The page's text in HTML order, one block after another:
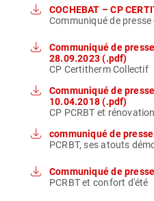
COCHEBAT – CP
Communiqué de
Communiqué de
28.09.2023 (.pdf)
CP Certitherm Collectif
Communiqué de
10.04.2018 (.pdf)
CP PCRBT et rénovation
communiqué de
PCRBT, ses atouts
Communiqué de
PCRBT et confort d'été